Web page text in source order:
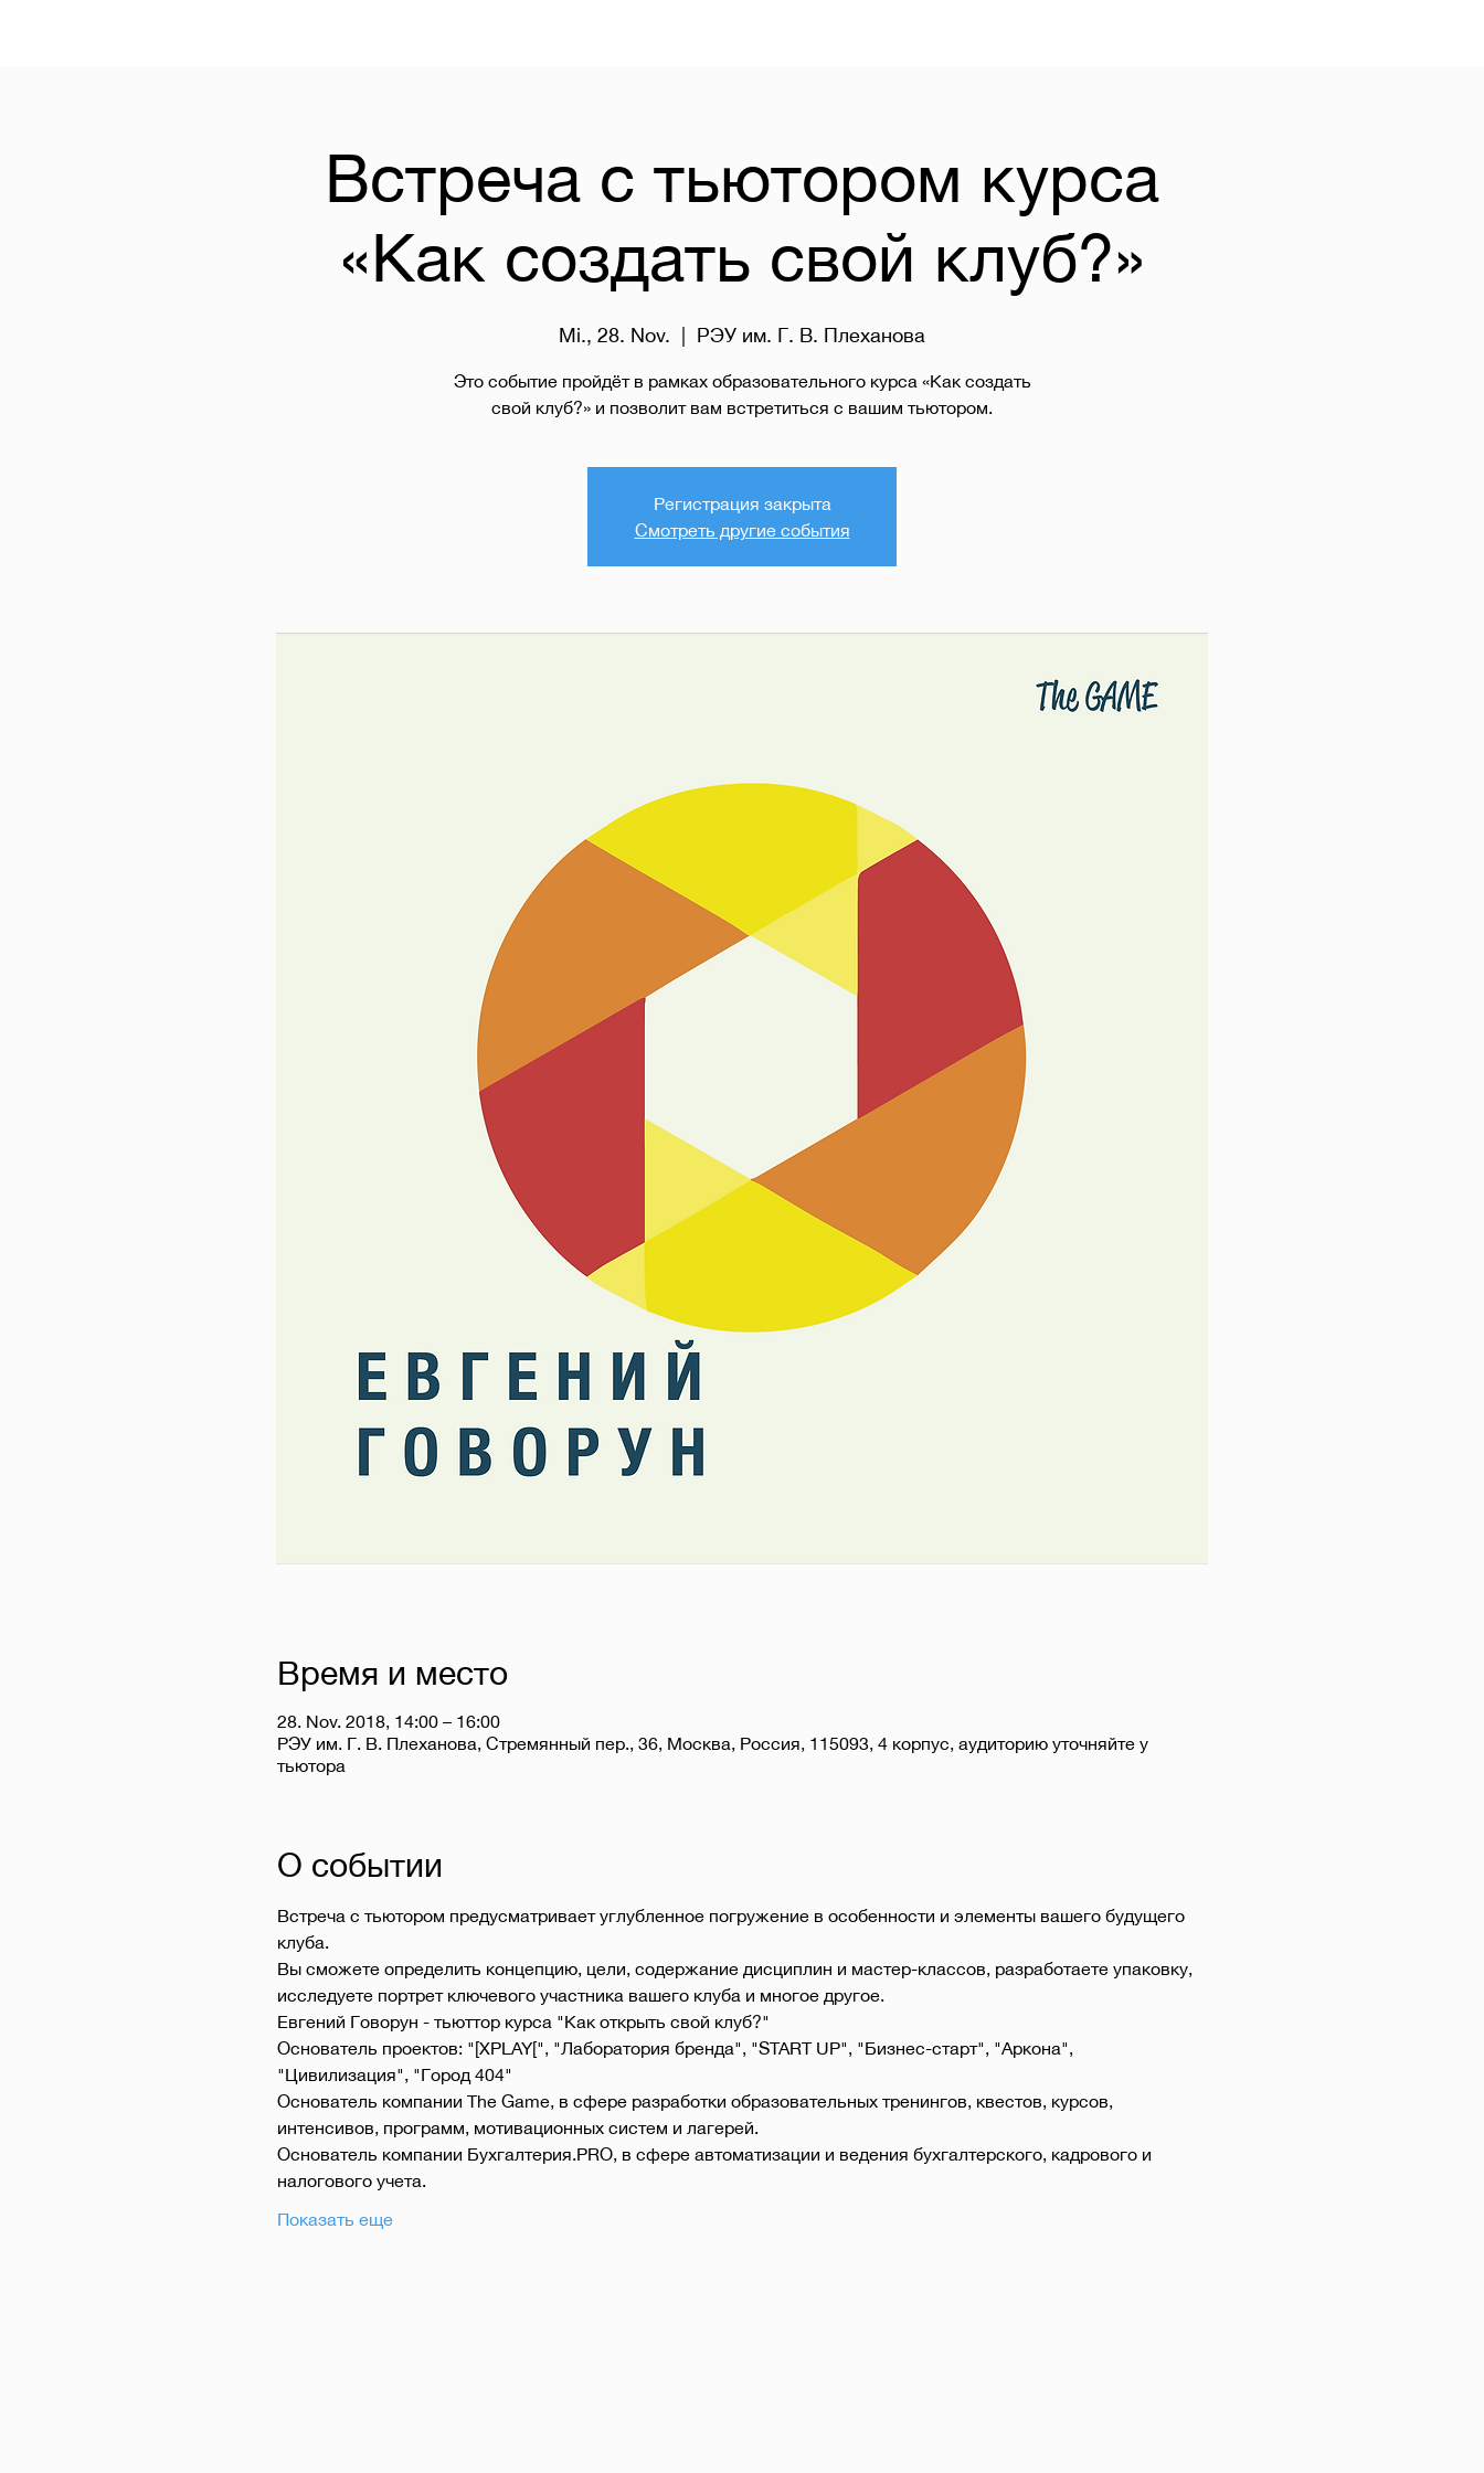
Встреча с тьютором курса
«Как создать свой клуб?»
Mi., 28. Nov. РЭУ им. Г. В. Плеханова
Это событие пройдёт в рамках образовательного курса «Как создать
свой клуб?» и позволит вам встретиться с вашим тьютором.
Регистрация закрыта
Смотреть другие события
Время и место
28. Nov. 2018, 14:00 – 16:00
РЭУ им. Г. В. Плеханова, Стремянный пер., 36, Москва, Россия, 115093, 4 корпус, аудиторию уточняйте у
тьютора
О событии
Встреча с тьютором предусматривает углубленное погружение в особенности и элементы вашего будущего
клуба.
Вы сможете определить концепцию, цели, содержание дисциплин и мастер-классов, разработаете упаковку,
исследуете портрет ключевого участника вашего клуба и многое другое.
Евгений Говорун - тьюттор курса "Как открыть свой клуб?"
Основатель проектов: "[XPLAY[", "Лаборатория бренда", "START UP", "Бизнес-старт", "Аркона",
"Цивилизация", "Город 404"
Основатель компании The Game, в сфере разработки образовательных тренингов, квестов, курсов,
интенсивов, программ, мотивационных систем и лагерей.
Основатель компании Бухгалтерия.PRO, в сфере автоматизации и ведения бухгалтерского, кадрового и
налогового учета.
Показать еще